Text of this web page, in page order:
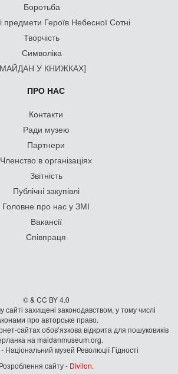
Боротьба
предмети Героїв Небесної Сотні
Творчість
Символіка
У КНИЖКАХ]
ПРО НАС
Контакти
Ради музею
Партнери
Членство в організаціях
Звітність
Публічні закупівлі
Головне про нас у ЗМІ
Вакансії
Співпраця
© & CC BY 4.0
сайті захищені законодавством, у тому числі
про авторське право.
сайтах обов’язкова відкрита для пошуковиків
на maidanmuseum.org.
Національний музей Революції Гідності
Розроблення сайту - Divilon.